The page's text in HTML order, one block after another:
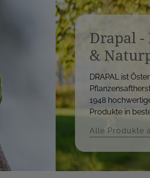
Drapal -
&
DRAPAL ist
1948
Produkte in
Alle Produkte